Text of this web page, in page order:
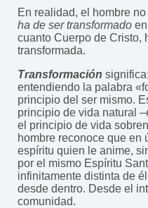
En realidad, el hombre
ha de ser transformado
cuanto Cuerpo de Cristo,
transformada.
Transformación
entendiendo la palabra
principio del ser mismo.
principio de vida natural
el principio de vida
hombre reconoce que en
espíritu quien le anime,
por el mismo Espíritu
infinitamente distinta de
desde dentro. Desde el
comunidad.